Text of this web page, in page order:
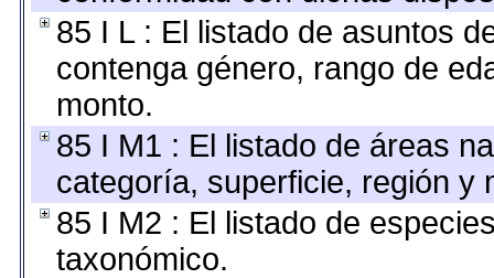
85 I L : El listado de asuntos
contenga género, rango de
monto.
85 I M1 : El listado de áreas
categoría, superficie, región y
85 I M2 : El listado de
taxonómico.